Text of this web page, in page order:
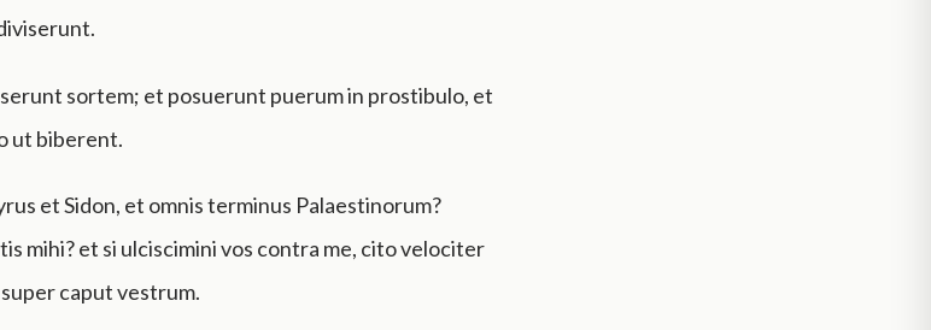
sortem; et posuerunt puerum in prostibulo, et
ut biberent.
et Sidon, et omnis terminus Palaestinorum?
mihi? et si ulciscimini vos contra me, cito velociter
caput vestrum.